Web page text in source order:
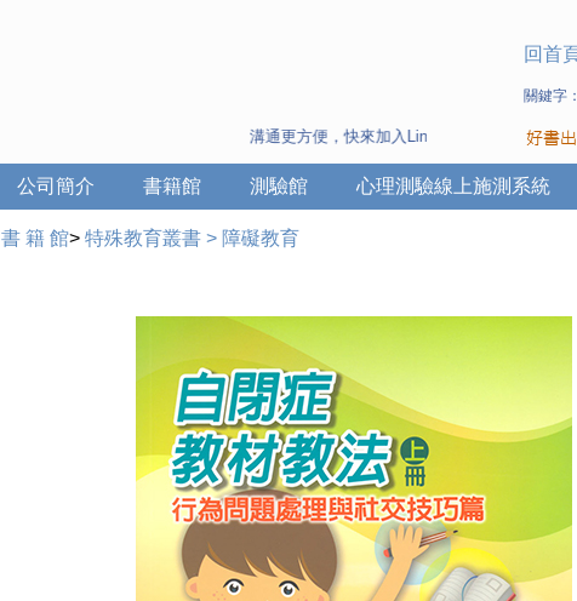
溝通更方便，快來加入Line 與 Wechat ~
回首
關鍵字
心理測驗線上施測系統
測驗館
書籍館
公司簡介
書 籍 館> 特殊教育叢書 > 障礙教育